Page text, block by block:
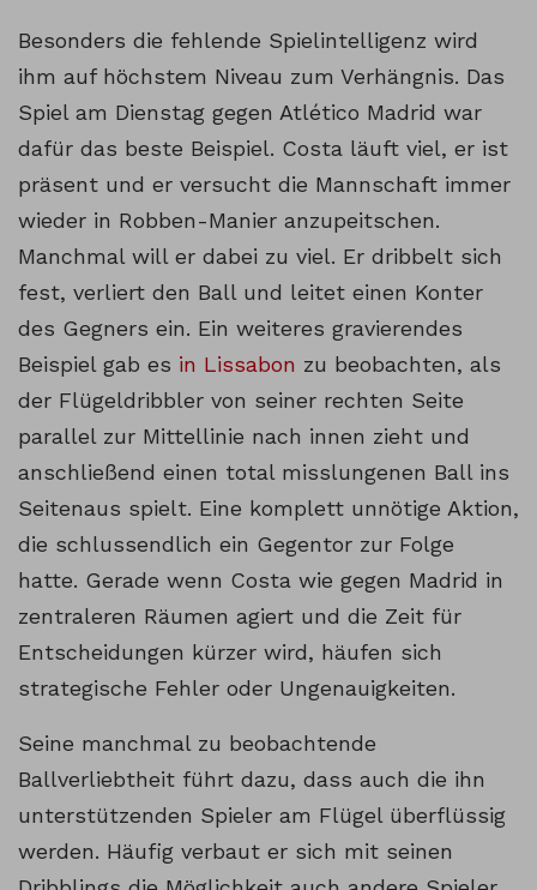
Besonders die fehlende Spielintelligenz wird
ihm auf höchstem Niveau zum Verhängnis. Das
Spiel am Dienstag gegen Atlético Madrid war
dafür das beste Beispiel. Costa läuft viel, er ist
präsent und er versucht die Mannschaft immer
wieder in Robben-Manier anzupeitschen.
Manchmal will er dabei zu viel. Er dribbelt sich
fest, verliert den Ball und leitet einen Konter
des Gegners ein. Ein weiteres gravierendes
Beispiel gab es in Lissabon zu beobachten, als
der Flügeldribbler von seiner rechten Seite
parallel zur Mittellinie nach innen zieht und
anschließend einen total misslungenen Ball ins
Seitenaus spielt. Eine komplett unnötige Aktion,
die schlussendlich ein Gegentor zur Folge
hatte. Gerade wenn Costa wie gegen Madrid in
zentraleren Räumen agiert und die Zeit für
Entscheidungen kürzer wird, häufen sich
strategische Fehler oder Ungenauigkeiten.
Seine manchmal zu beobachtende
Ballverliebtheit führt dazu, dass auch die ihn
unterstützenden Spieler am Flügel überflüssig
werden. Häufig verbaut er sich mit seinen